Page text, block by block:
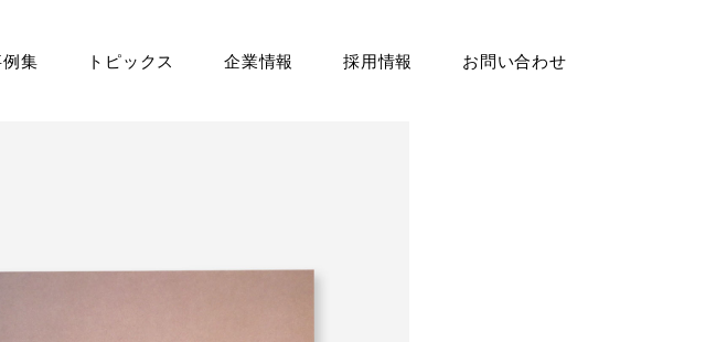
集 トピックス 企業情報 採用情報 お問い合わせ